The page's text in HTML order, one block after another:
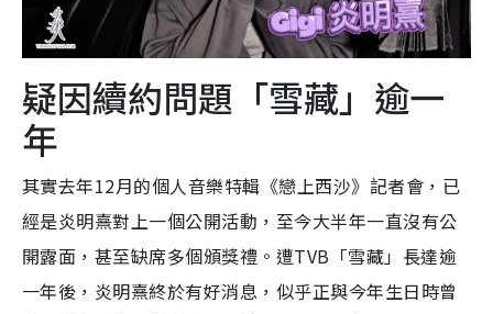
疑因續約問題「雪藏」逾一
年
其實去年12月的個人音樂特輯《戀上西沙》記者會，已
經是炎明熹對上一個公開活動，至今大半年一直沒有公
開露面，甚至缺席多個頒獎禮。遭TVB「雪藏」長達逾
一年後，炎明熹終於有好消息，似乎正與今年生日時曾